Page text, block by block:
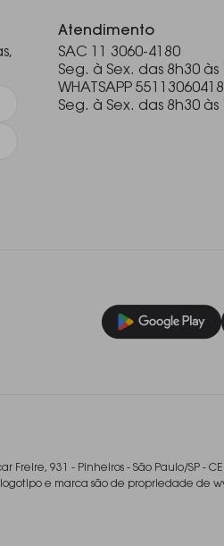
Atendimento
SAC 11 3060-4180
Seg. à Sex. das 8h30 às
WHATSAPP
Seg. à Sex. das 8h30 às
Freire, 931 - Pinheiros - São Paulo/SP -
logotipo e marca são de propriedade